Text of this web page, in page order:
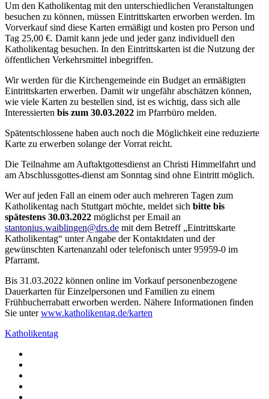
Um den Katholikentag mit den unterschiedlichen Veranstaltungen
besuchen zu können, müssen Eintrittskarten erworben werden. Im
Vorverkauf sind diese Karten ermäßigt und kosten pro Person und
Tag 25,00 €. Damit kann jede und jeder ganz individuell den
Katholikentag besuchen. In den Eintrittskarten ist die Nutzung der
öffentlichen Verkehrsmittel inbegriffen.
Wir werden für die Kirchengemeinde ein Budget an ermäßigten
Eintrittskarten erwerben. Damit wir ungefähr abschätzen können,
wie viele Karten zu bestellen sind, ist es wichtig, dass sich alle
Interessierten bis zum 30.03.2022 im Pfarrbüro melden.
Spätentschlossene haben auch noch die Möglichkeit eine reduzierte
Karte zu erwerben solange der Vorrat reicht.
Die Teilnahme am Auftaktgottesdienst an Christi Himmelfahrt und
am Abschlussgottes-dienst am Sonntag sind ohne Eintritt möglich.
Wer auf jeden Fall an einem oder auch mehreren Tagen zum
Katholikentag nach Stuttgart möchte, meldet sich bitte bis
spätestens 30.03.2022 möglichst per Email an
stantonius.waiblingen@drs.de mit dem Betreff „Eintrittskarte
Katholikentag“ unter Angabe der Kontaktdaten und der
gewünschten Kartenanzahl oder telefonisch unter 95959-0 im
Pfarramt.
Bis 31.03.2022 können online im Vorkauf personenbezogene
Dauerkarten für Einzelpersonen und Familien zu einem
Frühbucherrabatt erworben werden. Nähere Informationen finden
Sie unterwww.katholikentag.de/karten
Katholikentag